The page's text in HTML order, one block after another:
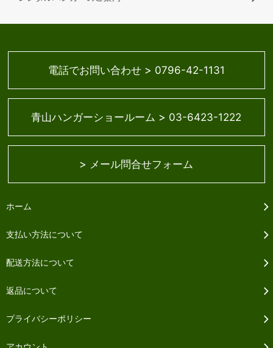
電話でお問い合わせ > 0796-42-1131
青山ハンガーショールーム > 03-6423-1222
> メール問合せフォーム
ホーム
支払い方法について
配送方法について
返品について
プライバシーポリシー